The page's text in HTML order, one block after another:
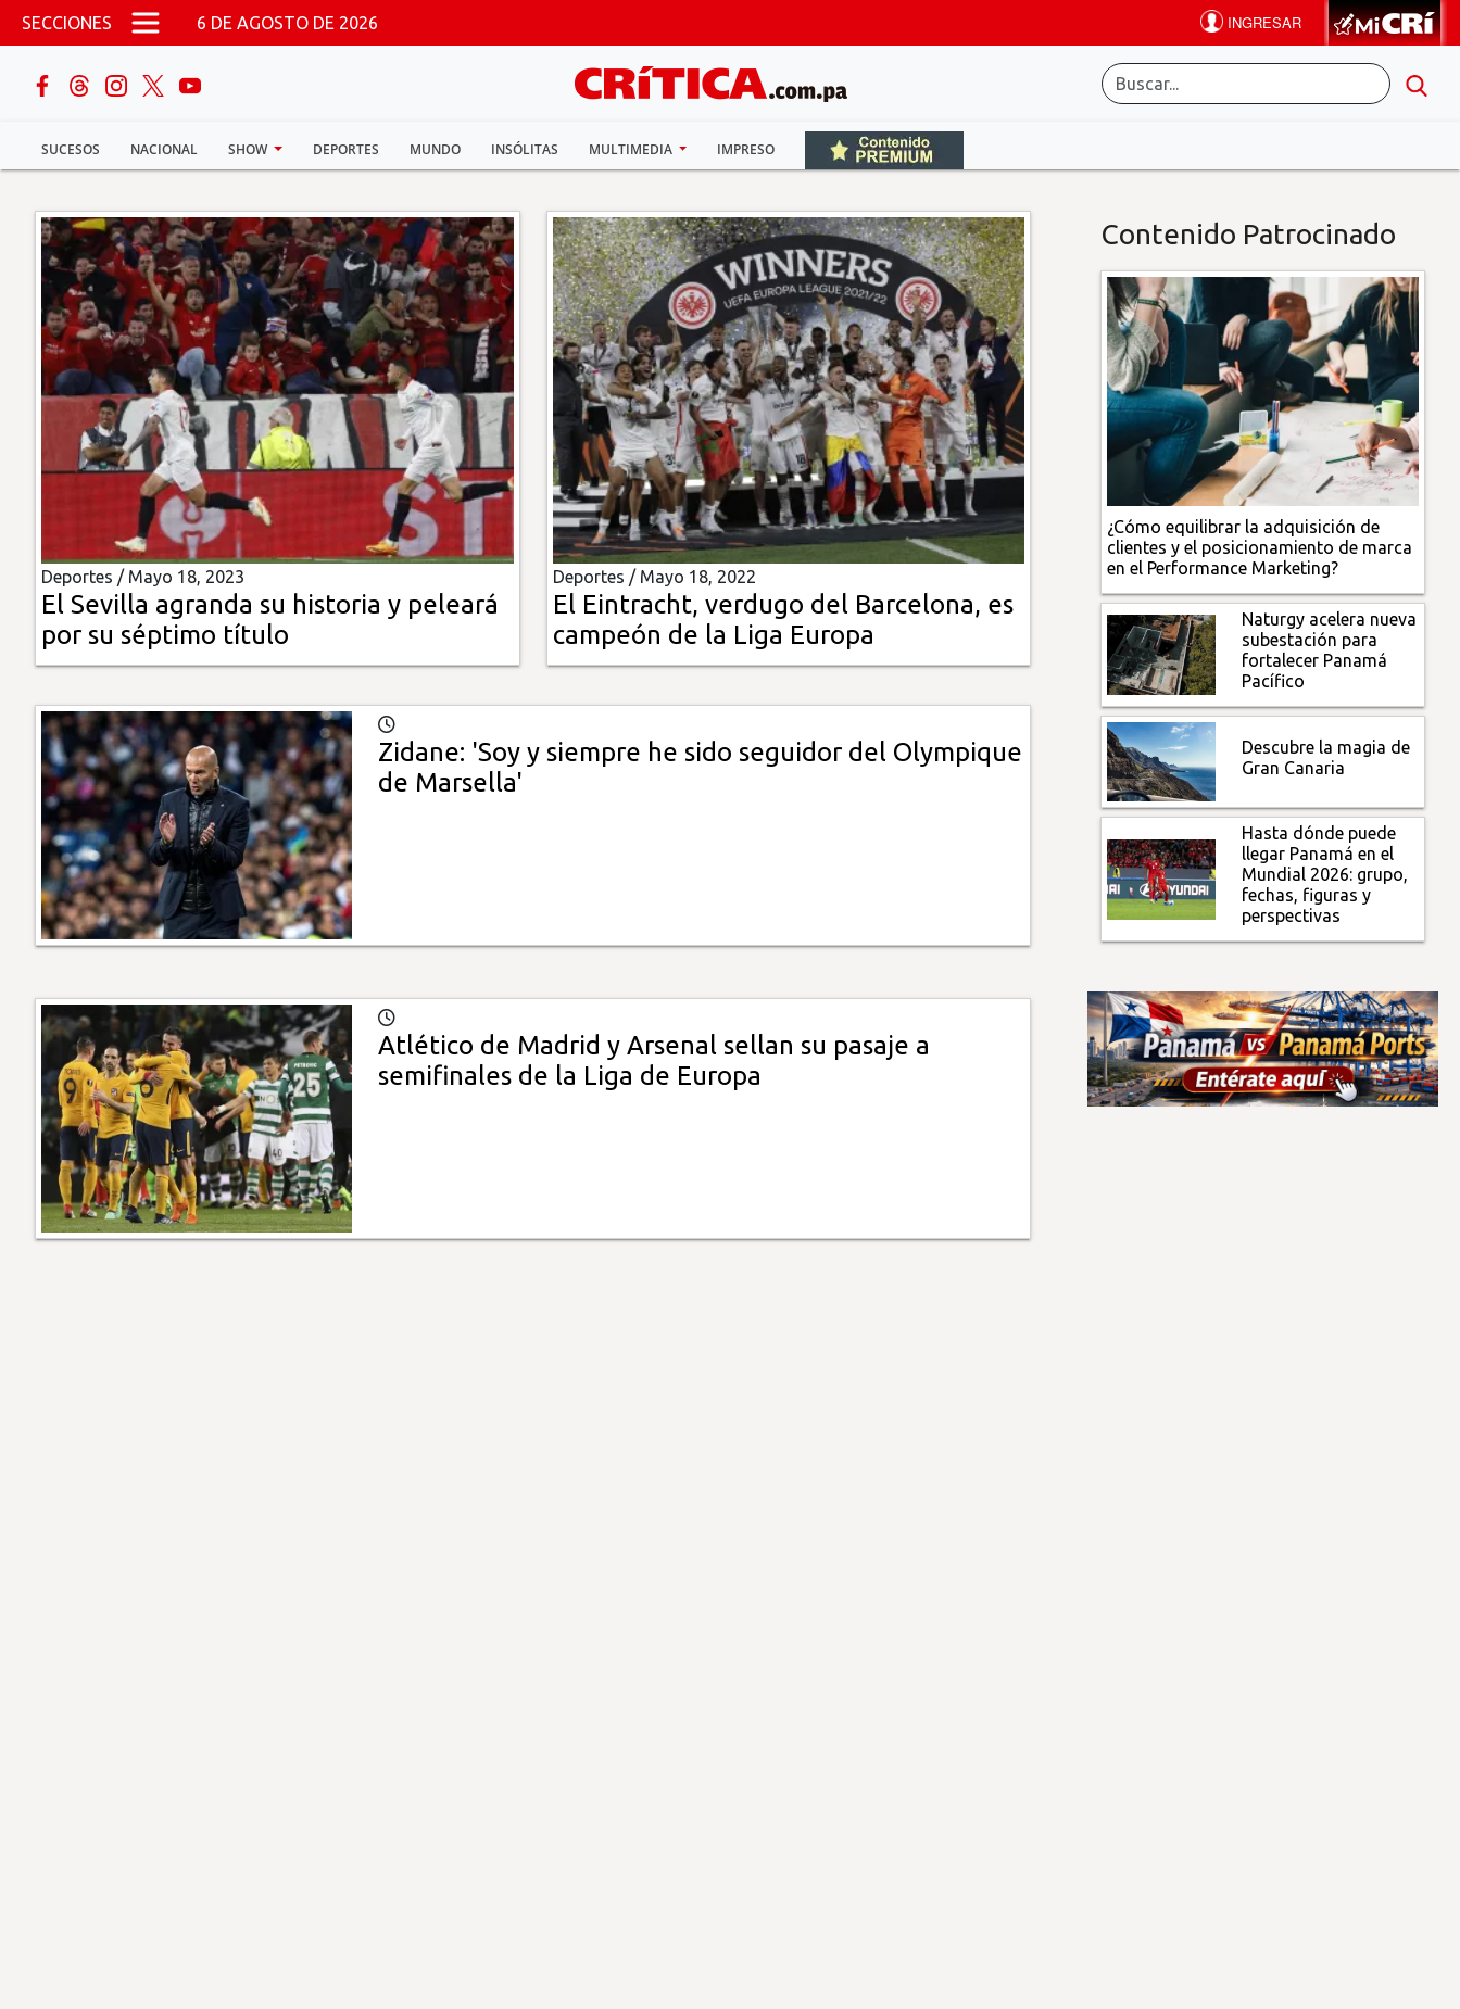
Pasar al contenido principal
SECCIONES 6 DE AGOSTO DE 2026
SUCESOS NACIONAL SHOW DEPORTES MUNDO INSÓLITAS MULTIMEDIA IMPRESO
buscar
Sucesos
Nacional
Política
Show
Deportes
Insólitas
Multimedia
Impreso
Deportes / Mayo 18, 2023
El Sevilla agranda su historia y peleará
por su séptimo título
Deportes / Mayo 18, 2022
El Eintracht, verdugo del Barcelona, es
campeón de la Liga Europa
Zidane: 'Soy y siempre he sido seguidor del Olympique
de Marsella'
Atlético de Madrid y Arsenal sellan su pasaje a
semifinales de la Liga de Europa
Contenido Patrocinado
¿Cómo equilibrar la adquisición de
clientes y el posicionamiento de marca
en el Performance Marketing?
Naturgy acelera nueva
subestación para
fortalecer Panamá
Pacífico
Descubre la magia de
Gran Canaria
Hasta dónde puede
llegar Panamá en el
Mundial 2026: grupo,
fechas, figuras y
perspectivas